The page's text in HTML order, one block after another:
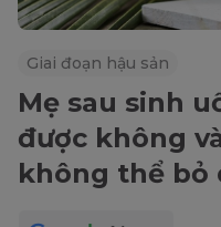
Giai đoạn hậu sản
Mẹ sau sinh
được không
không thể bỏ